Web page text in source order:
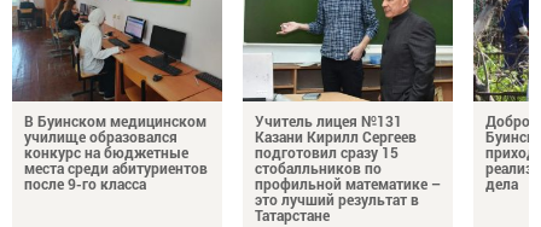
В Буинском медицинском
училище образовался
конкурс на бюджетные
места среди абитуриентов
после 9-го класса
Учитель лицея №131
Казани Кирилл Сергеев
подготовил сразу 15
стобалльников по
профильной математике –
это лучший результат в
Татарстане
Добро
приход
дела